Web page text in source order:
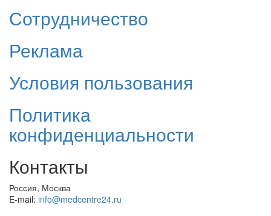
Сотрудничество
Реклама
Условия пользования
Политика
конфиденциальности
Контакты
Россия, Москва
E-mail: info@medcentre24.ru